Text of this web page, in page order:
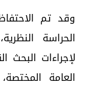
وقد تم
الحراسة
لإجراءات
العامة